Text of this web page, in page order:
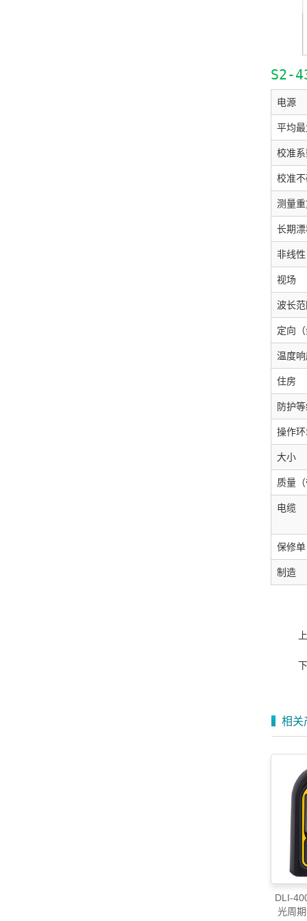
S2-
电源
平均
校准
校准
测量
长期
非线性
视场
波长范
定向
温度
住房
防护
操作环
大小
质量（
电缆
保修单
制造
相关
DLI-
光周